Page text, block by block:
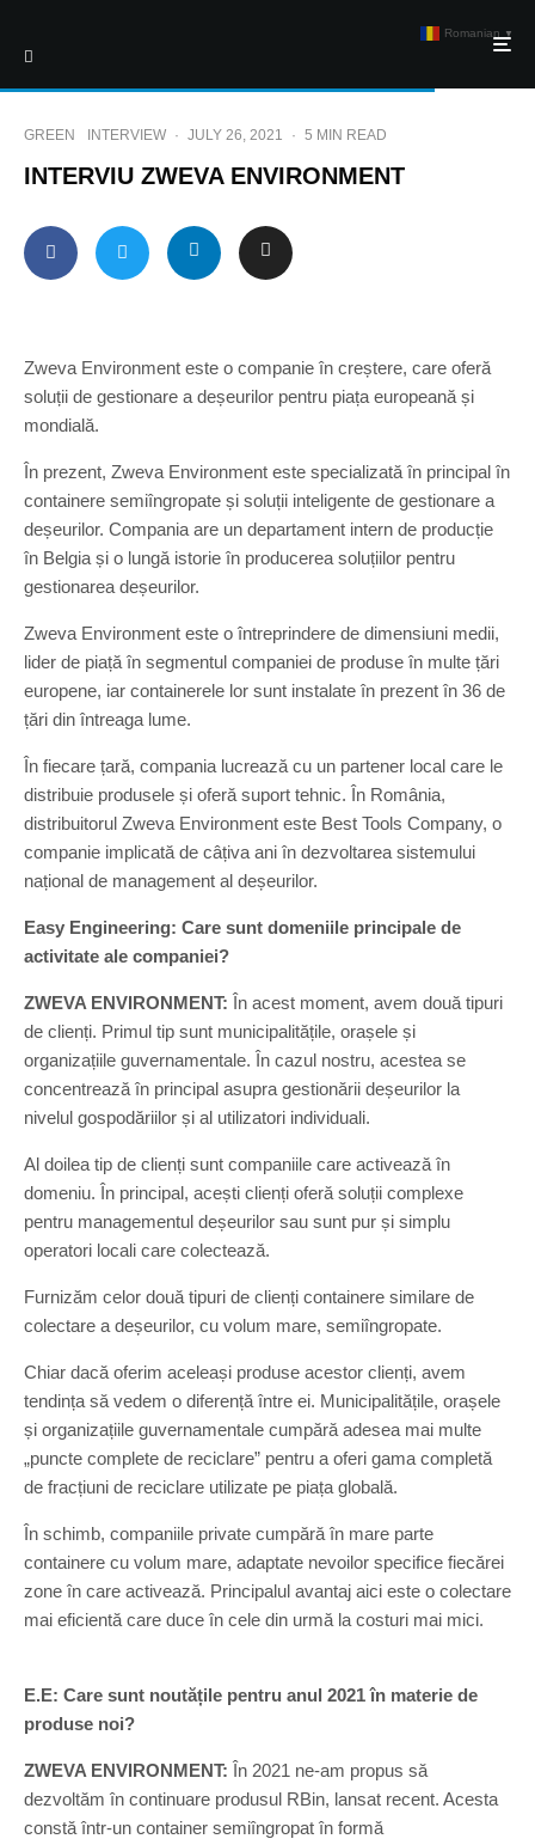
GREEN INTERVIEW · JULY 26, 2021 · 5 MIN READ
INTERVIU ZWEVA ENVIRONMENT
Zweva Environment este o companie în creștere, care oferă
soluții de gestionare a deșeurilor pentru piața europeană și
mondială.
În prezent, Zweva Environment este specializată în principal în
containere semiîngropate și soluții inteligente de gestionare a
deșeurilor. Compania are un departament intern de producție
în Belgia și o lungă istorie în producerea soluțiilor pentru
gestionarea deșeurilor.
Zweva Environment este o întreprindere de dimensiuni medii,
lider de piață în segmentul companiei de produse în multe țări
europene, iar containerele lor sunt instalate în prezent în 36 de
țări din întreaga lume.
În fiecare țară, compania lucrează cu un partener local care le
distribuie produsele și oferă suport tehnic. În România,
distribuitorul Zweva Environment este Best Tools Company, o
companie implicată de câțiva ani în dezvoltarea sistemului
național de management al deșeurilor.
Easy Engineering: Care sunt domeniile principale de
activitate ale companiei?
ZWEVA ENVIRONMENT: În acest moment, avem două tipuri
de clienți. Primul tip sunt municipalitățile, orașele și
organizațiile guvernamentale. În cazul nostru, acestea se
concentrează în principal asupra gestionării deșeurilor la
nivelul gospodăriilor și al utilizatori individuali.
Al doilea tip de clienți sunt companiile care activează în
domeniu. În principal, acești clienți oferă soluții complexe
pentru managementul deșeurilor sau sunt pur și simplu
operatori locali care colectează.
Furnizăm celor două tipuri de clienți containere similare de
colectare a deșeurilor, cu volum mare, semiîngropate.
Chiar dacă oferim aceleași produse acestor clienți, avem
tendința să vedem o diferență între ei. Municipalitățile, orașele
și organizațiile guvernamentale cumpără adesea mai multe
„puncte complete de reciclare” pentru a oferi gama completă
de fracțiuni de reciclare utilizate pe piața globală.
În schimb, companiile private cumpără în mare parte
containere cu volum mare, adaptate nevoilor specifice fiecărei
zone în care activează. Principalul avantaj aici este o colectare
mai eficientă care duce în cele din urmă la costuri mai mici.
E.E: Care sunt noutățile pentru anul 2021 în materie de
produse noi?
ZWEVA ENVIRONMENT: În 2021 ne-am propus să
dezvoltăm în continuare produsul RBin, lansat recent. Acesta
constă într-un container semiîngropat în formă
Romanian ▼